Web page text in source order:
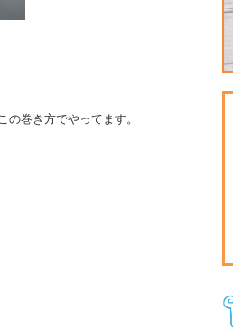
巻き方でやってます。